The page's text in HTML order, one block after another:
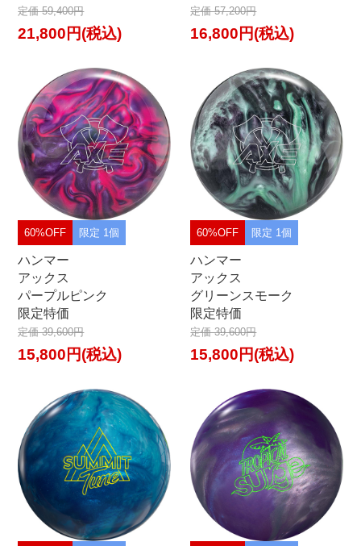
定価 59,400円
21,800円(税込)
定価 57,200円
16,800円(税込)
60%OFF 限定 1個
ハンマー
アックス
パープルピンク
限定特価
定価 39,600円
15,800円(税込)
60%OFF 限定 1個
ハンマー
アックス
グリーンスモーク
限定特価
定価 39,600円
15,800円(税込)